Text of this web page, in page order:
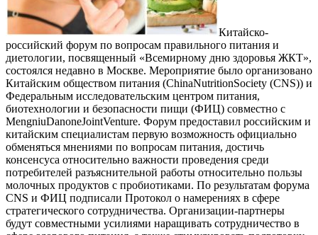
Китайско-
российский форум по вопросам правильного питания и
диетологии, посвященный «Всемирному дню здоровья ЖКТ»,
состоялся недавно в Москве. Мероприятие было организовано
Китайским обществом питания (ChinaNutritionSociety (CNS)) и
Федеральным исследовательским центром питания,
биотехнологии и безопасности пищи (ФИЦ) совместно с
MengniuDanoneJointVenture. Форум предоставил российским и
китайским специалистам первую возможность официально
обменяться мнениями по вопросам питания, достичь
консенсуса относительно важности проведения среди
потребителей разъяснительной работы относительно пользы
молочных продуктов с пробиотиками. По результатам форума
CNS и ФИЦ подписали Протокол о намерениях в сфере
стратегического сотрудничества. Организации-партнеры
будут совместными усилиями наращивать сотрудничество в